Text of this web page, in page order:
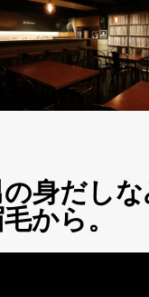
身だし
から。